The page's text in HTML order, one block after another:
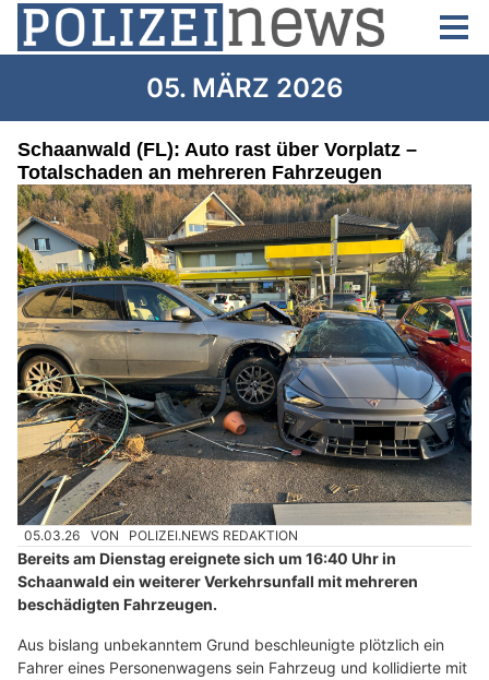
05. MÄRZ 2026
Schaanwald (FL): Auto rast über Vorplatz –
Totalschaden an mehreren Fahrzeugen
05.03.26 VON POLIZEI.NEWS REDAKTION
Bereits am Dienstag ereignete sich um 16:40 Uhr in
Schaanwald ein weiterer Verkehrsunfall mit mehreren
beschädigten Fahrzeugen.
Aus bislang unbekanntem Grund beschleunigte plötzlich ein
Fahrer eines Personenwagens sein Fahrzeug und kollidierte mit